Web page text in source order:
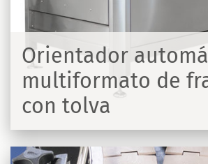
Orientador
multiformato de
con tolva